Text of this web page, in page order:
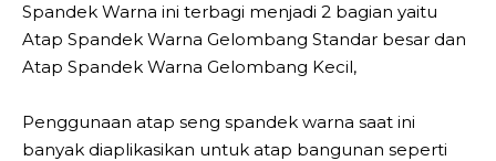
Spandek Warna ini terbagi menjadi 2 bagian yaitu
Atap Spandek Warna Gelombang Standar besar dan
Atap Spandek Warna Gelombang Kecil,
Penggunaan atap seng spandek warna saat ini
banyak diaplikasikan untuk atap bangunan seperti